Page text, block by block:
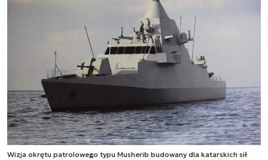
Wizja okrętu patrolowego typu Musherib budowany dla katarskich sił